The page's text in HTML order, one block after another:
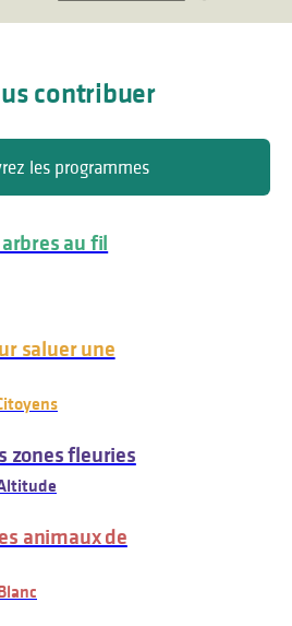
contribuer
les programmes
au fil
saluer une
zones fleuries
animaux de